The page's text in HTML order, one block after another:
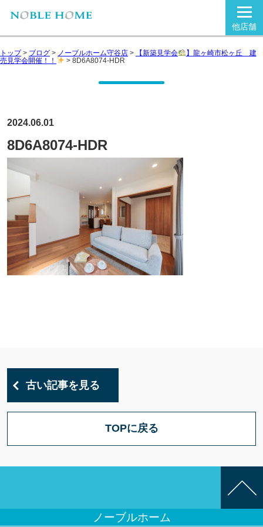
他店舗
トップ> ブログ > ノーブルホーム守谷店 > 【新築見学会
】龍ヶ崎市松ヶ丘 建
売見学会開催！！
> 8D6A8074-HDR
2024.06.01
8D6A8074-HDR
古い記事を見る
TOPに戻る
ノーブルホーム